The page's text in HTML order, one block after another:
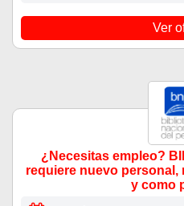
Ver
¿Necesitas empleo?
requiere nuevo
y como